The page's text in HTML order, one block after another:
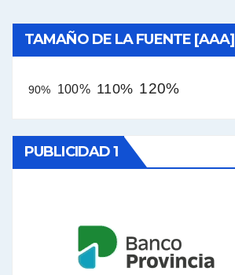
TAMAÑO DE LA FUENTE [AAA]
90% 100% 110% 120%
PUBLICIDAD 1